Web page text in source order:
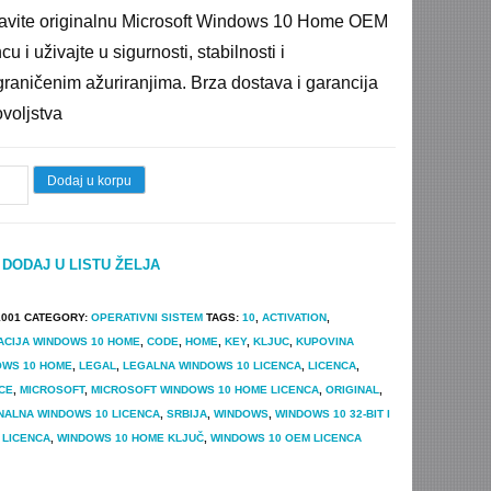
was:
14.283 $.
is:
1.990 $.
originalnu Microsoft Windows 10 Home OEM
i uživajte u sigurnosti, stabilnosti i
ažuriranjima. Brza dostava i garancija
Dodaj u korpu
DODAJ U LISTU ŽELJA
CATEGORY: OPERATIVNI SISTEM TAGS: 10, ACTIVATION,
WINDOWS 10 HOME
CODE HOME KEY, KLJUC, KUPOVINA
10 HOME
LEGAL LEGALNA WINDOWS 10 LICENCA, LICENCA,
MICROSOFT, MICROSOFT WINDOWS 10 HOME LICENCA, ORIGINAL
WINDOWS 10 LICENCA, SRBIJA, WINDOWS, WINDOWS 10 32-BIT I
, WINDOWS 10 HOME KLJUČ, WINDOWS 10 OEM LICENCA